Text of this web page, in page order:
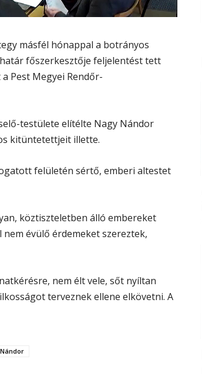
másfél hónappal a botrányos
főszerkesztője feljelentést tett
Pest Megyei Rendőr-
testülete elítélte Nagy Nándor
kitüntetettjeit illette.
felületén sértő, emberi altestet
köztiszteletben álló embereket
évülő érdemeket szereztek,
nem élt vele, sőt nyíltan
terveznek ellene elkövetni. A